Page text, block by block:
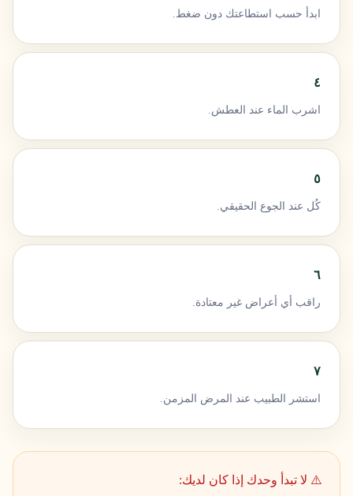
ابدأ حسب استطاعتك دون ضغط.
٤
اشرب الماء عند العطش.
٥
كُل عند الجوع الحقيقي.
٦
راقب أي أعراض غير معتادة.
٧
استشر الطبيب عند المرض المزمن.
⚠️ لا تبدأ وحدك إذا كان لديك: